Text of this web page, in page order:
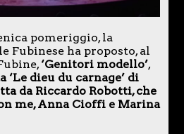
pomeriggio, la
Fubinese ha proposto, al
‘Genitori modello’,
dieu du carnage’ di
da Riccardo Robotti, che
me, Anna Cioffi e Marina